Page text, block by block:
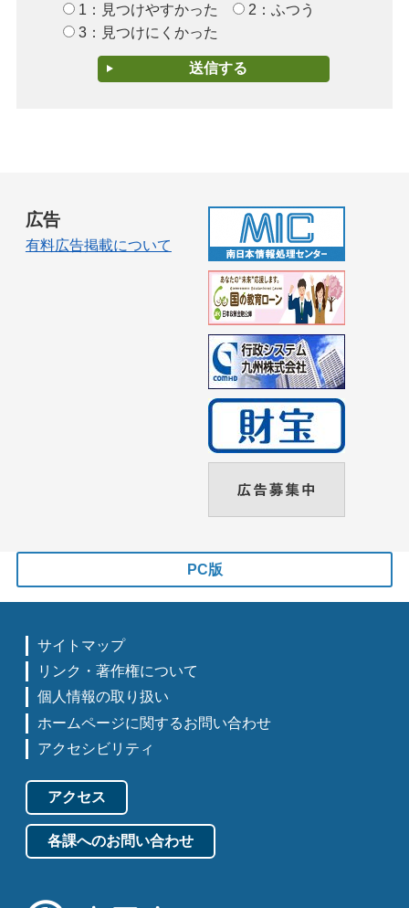
1：見つけやすかった
2：ふつう
3：見つけにくかった
広告
有料広告掲載について
PC版
サイトマップ
リンク・著作権について
個人情報の取り扱い
ホームページに関するお問い合わせ
アクセシビリティ
アクセス
各課へのお問い合わせ